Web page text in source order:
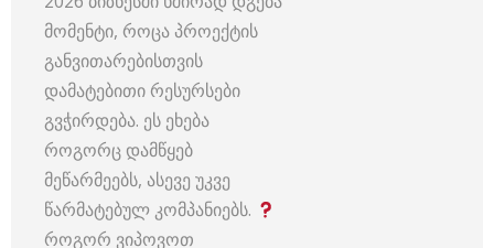
მომენტი, როცა პროექტის
განვითარებისთვის
დამატებითი რესურსები
გვჭირდება. ეს ეხება
როგორც დამწყებ
მეწარმეებს, ასევე უკვე
წარმატებულ კომპანიებს.
როგორ ვიპოვოთ